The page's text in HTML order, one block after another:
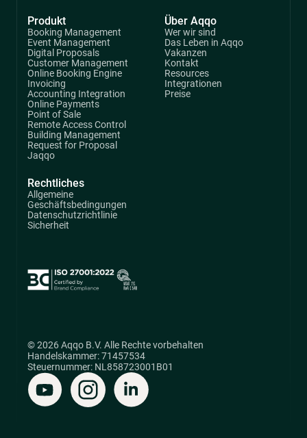
Produkt
Booking Management
Event Management
Digital Proposals
Customer Management
Online Booking Engine
Invoicing
Accounting Integration
Online Payments
Point of Sale
Remote Access Control
Building Management
Request for Proposal
Jaqqo
Über Aqqo
Wer wir sind
Das Leben in Aqqo
Vakanzen
Kontakt
Resources
Integrationen
Preise
Rechtliches
Allgemeine
Geschäftsbedingungen
Datenschutzrichtlinie
Sicherheit
© 2026 Aqqo B.V. Alle Rechte vorbehalten
Handelskammer: 71457534
Steuernummer: NL858723001B01